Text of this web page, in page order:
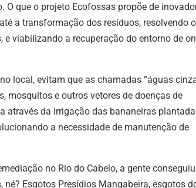
que o projeto Ecofossas propõe de
a transformação dos resíduos, resolvendo o
viabilizando a recuperação do entorno de
local, evitam que as chamadas “águas
mosquitos e outros vetores de doenças de
através da irrigação das bananeiras
a necessidade de manutenção de
no Rio do Cabelo, a gente conseguiu
Esgotos Presídios Mangabeira, esgotos